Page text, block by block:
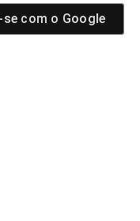
com o Google